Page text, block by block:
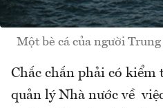
Một bè cá của người
Chắc chắn phải có kiểm
quản lý Nhà nước về